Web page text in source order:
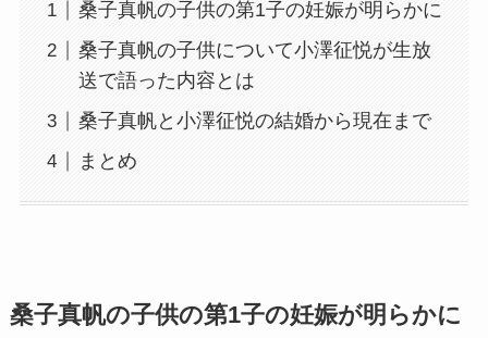
桑子真帆の子供の第1子の妊娠が明らかに
桑子真帆の子供について小澤征悦が生放
送で語った内容とは
桑子真帆と小澤征悦の結婚から現在まで
まとめ
桑子真帆の子供の第1子の妊娠が明らかに